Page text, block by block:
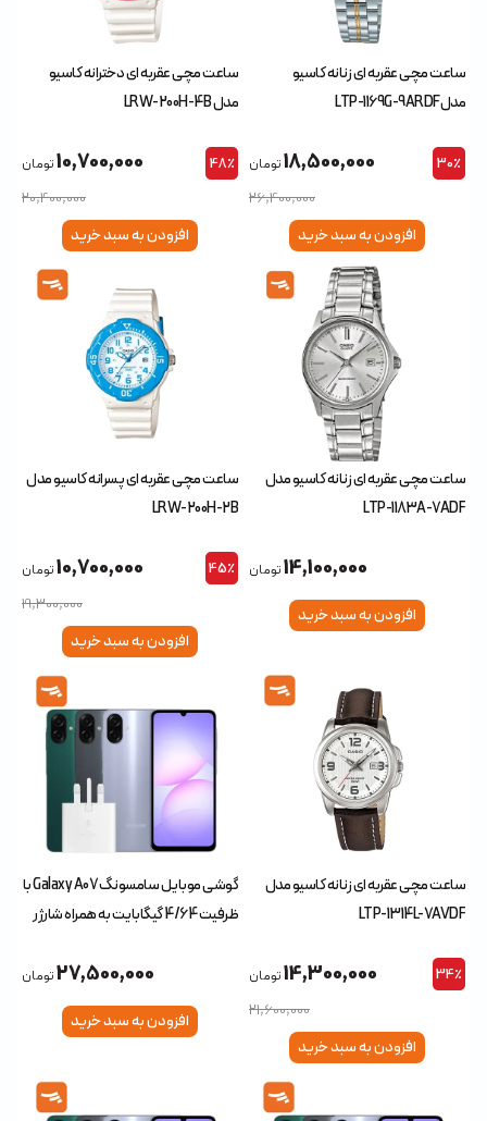
ساعت مچی عقربه ای زنانه کاسیو
مدلLTP-1169G-9ARDF
18,500,000تومان 30٪
26,400,000
افزودن به سبد خرید
ساعت مچی عقربه ای دخترانه کاسیو
مدل LRW-200H-4B
10,700,000تومان 48٪
20,400,000
افزودن به سبد خرید
ساعت مچی عقربه ای زنانه کاسیو مدل
LTP-1183A-7ADF
14,100,000تومان
افزودن به سبد خرید
ساعت مچی عقربه ای پسرانه کاسیو مدل
LRW-200H-2B
10,700,000تومان 45٪
19,300,000
افزودن به سبد خرید
ساعت مچی عقربه ای زنانه کاسیو مدل
LTP-1314L-7AVDF
14,300,000تومان 34٪
21,600,000
افزودن به سبد خرید
گوشی موبایل سامسونگ Galaxy A07 با
ظرفیت 4/64 گیگابایت به همراه شارژر
27,500,000تومان
افزودن به سبد خرید